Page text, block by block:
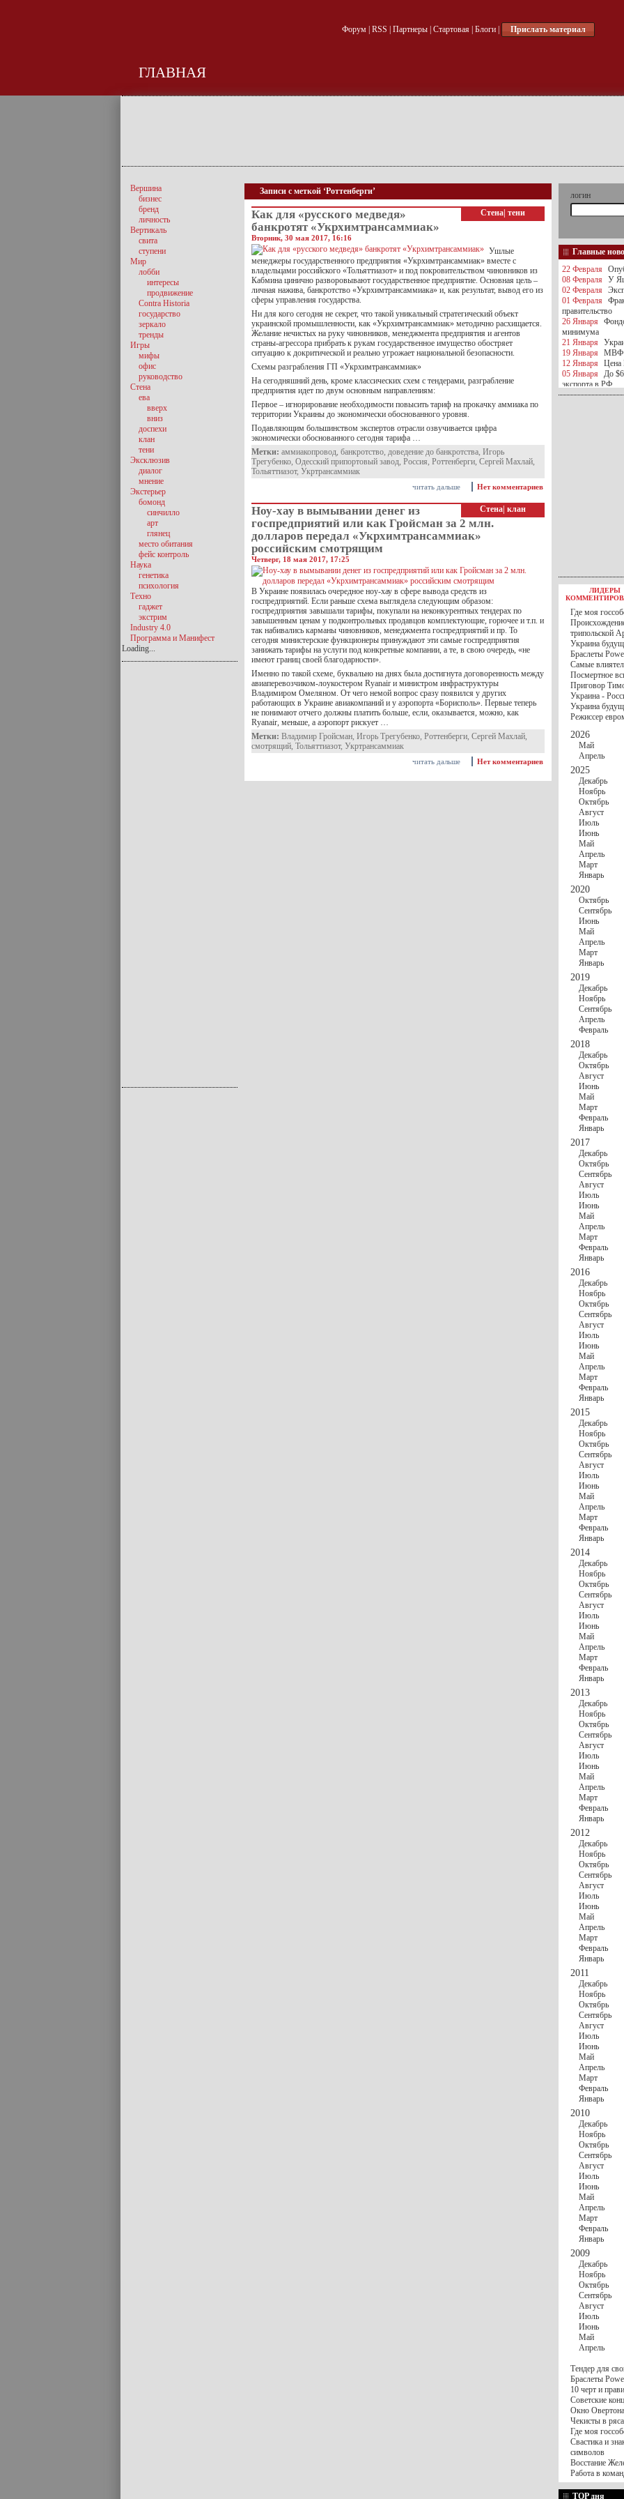
Форум| RSS Партнеры| Стартовая| Блоги| Прислать материал
ГЛАВНАЯ
Записи с меткой ‘Роттенберги’
Стена тени
Как для «русского медведя»
банкротят «Укрхимтрансаммиак»
Вторник, 30 мая 2017, 16:16
Ушлые
менеджеры государственного предприятия «Укрхимтрансаммиак» вместе с
владельцами российского «Тольяттиазот» и под покровительством чиновников из
Кабмина цинично разворовывают государственное предприятие. Основная цель –
личная нажива, банкротство «Укрхимтрансаммиака» и, как результат, вывод его из
сферы управления государства.
Ни для кого сегодня не секрет, что такой уникальный стратегический объект
украинской промышленности, как «Укрхимтрансаммиак» методично расхищается.
Желание нечистых на руку чиновников, менеджмента предприятия и агентов
страны-агрессора прибрать к рукам государственное имущество обостряет
ситуацию к докритической и реально угрожает национальной безопасности.
Схемы разграбления ГП «Укрхимтрансаммиак»
На сегодняшний день, кроме классических схем с тендерами, разграбление
предприятия идет по двум основным направлениям:
Первое – игнорирование необходимости повысить тариф на прокачку аммиака по
территории Украины до экономически обоснованного уровня.
Подавляющим большинством экспертов отрасли озвучивается цифра
экономически обоснованного сегодня тарифа …
Метки: аммиакопровод, банкротство, доведение до банкротства, Игорь
Трегубенко, Одесский припортовый завод, Россия, Роттенберги, Сергей Махлай,
Тольяттиазот, Укртрансаммиак
Нет комментариев
читать дальше
Стена клан
Ноу-хау в вымывании денег из
госпредприятий или как Гройсман за 2 млн.
долларов передал «Укрхимтрансаммиак»
российским смотрящим
Четверг, 18 мая 2017, 17:25
В Украине появилась очередное ноу-хау в сфере вывода средств из
госпредприятий. Если раньше схема выглядела следующим образом:
госпредприятия завышали тарифы, покупали на неконкурентных тендерах по
завышенным ценам у подконтрольных продавцов комплектующие, горючее и т.п. и
так набивались карманы чиновников, менеджмента госпредприятий и пр. То
сегодня министерские функционеры принуждают эти самые госпредприятия
занижать тарифы на услуги под конкретные компании, а те, в свою очередь, «не
имеют границ своей благодарности».
Именно по такой схеме, буквально на днях была достигнута договоренность между
авиаперевозчиком-лоукостером Ryanair и министром инфраструктуры
Владимиром Омеляном. От чего немой вопрос сразу появился у других
работающих в Украине авиакомпаний и у аэропорта «Борисполь». Первые теперь
не понимают отчего должны платить больше, если, оказывается, можно, как
Ryanair, меньше, а аэропорт рискует …
Метки: Владимир Гройсман, Игорь Трегубенко, Роттенберги, Сергей Махлай,
смотрящий, Тольяттиазот, Укртрансаммиак
Нет комментариев
читать дальше
Вершина
бизнес
бренд
личность
Вертикаль
свита
ступени
Мир
лобби
интересы
продвижение
Contra Historia
государство
зеркало
тренды
Игры
мифы
офис
руководство
Стена
ева
вверх
вниз
доспехи
клан
тени
Эксклюзив
диалог
мнение
Экстерьер
бомонд
синчилло
арт
глянец
место обитания
фейс контроль
Наука
генетика
психология
Техно
гаджет
экстрим
Industry 4.0
Программа и Манифест
Loading...
логин
Главные
22 Февраля
08 Февраля
У
02 Февраля
01 Февраля
правительство
26 Января
минимума
21 Января
19 Января
МВФ
12 Января
Цена
05 Января
До
экспорта в РФ
05 Января
Киев
30 Ноября С 1
30 Ноября
РФ
27 Ноября
ВВП
госбюджете
27 Ноября
Турции
17 Ноября
шестилетнего
16 Ноября
13 Ноября
10 Ноября
10 Ноября
особом статусе
03 Ноября
ЛИДЕРЫ
Где моя
трипольской
Украина
Браслеты
Самые
Посмертное
Приговор
Украина -
Украина
Режиссер
2026
Май
Апрель
2025
Декабрь
Ноябрь
Октябрь
Август
Июль
Июнь
Май
Апрель
Март
Январь
2020
Октябрь
Сентябрь
Июнь
Май
Апрель
Март
Январь
2019
Декабрь
Ноябрь
Сентябрь
Апрель
Февраль
2018
Декабрь
Октябрь
Август
Июнь
Май
Март
Февраль
Январь
2017
Декабрь
Октябрь
Сентябрь
Август
Июль
Июнь
Май
Апрель
Март
Февраль
Январь
2016
Декабрь
Ноябрь
Октябрь
Сентябрь
Август
Июль
Июнь
Май
Апрель
Март
Февраль
Январь
2015
Декабрь
Ноябрь
Октябрь
Сентябрь
Август
Июль
Июнь
Май
Апрель
Март
Февраль
Январь
2014
Декабрь
Ноябрь
Октябрь
Сентябрь
Август
Июль
Июнь
Май
Апрель
Март
Февраль
Январь
2013
Декабрь
Ноябрь
Октябрь
Сентябрь
Август
Июль
Июнь
Май
Апрель
Март
Февраль
Январь
2012
Декабрь
Ноябрь
Октябрь
Сентябрь
Август
Июль
Июнь
Май
Апрель
Март
Февраль
Январь
2011
Декабрь
Ноябрь
Октябрь
Сентябрь
Август
Июль
Июнь
Май
Апрель
Март
Февраль
Январь
2010
Декабрь
Ноябрь
Октябрь
Сентябрь
Август
Июль
Июнь
Май
Апрель
Март
Февраль
Январь
2009
Декабрь
Ноябрь
Октябрь
Сентябрь
Август
Июль
Июнь
Май
Апрель
Тендер для
Браслеты
10 черт и
Советские
Окно
Чекисты в
Где моя
Свастика и
символов
Восстание
Работа в
TOP дня